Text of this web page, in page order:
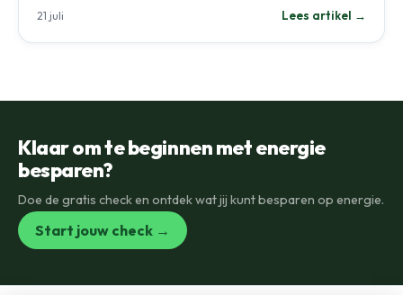
21 juli Lees artikel →
Klaar om te beginnen met energie
besparen?
Doe de gratis check en ontdek wat jij kunt besparen op energie.
Start jouw check →